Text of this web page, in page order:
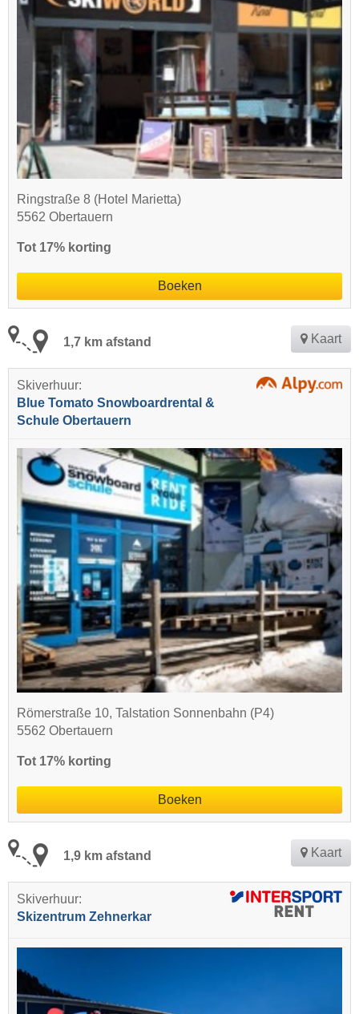
Ringstraße 8 (Hotel Marietta)
5562 Obertauern
Tot 17% korting
Boeken
1,7 km afstand Kaart
Skiverhuur:
Blue Tomato Snowboardrental &
Schule Obertauern
Römerstraße 10, Talstation Sonnenbahn (P4)
5562 Obertauern
Tot 17% korting
Boeken
1,9 km afstand Kaart
Skiverhuur:
Skizentrum Zehnerkar